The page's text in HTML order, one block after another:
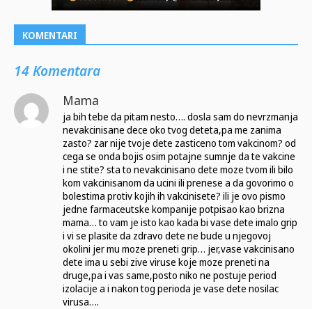
KOMENTARI
14 Komentara
Mama
ja bih tebe da pitam nesto…. dosla sam do nevrzmanja
nevakcinisane dece oko tvog deteta,pa me zanima
zasto? zar nije tvoje dete zasticeno tom vakcinom? od
cega se onda bojis osim potajne sumnje da te vakcine
i ne stite? sta to nevakcinisano dete moze tvom ili bilo
kom vakcinisanom da ucini ili prenese a da govorimo o
bolestima protiv kojih ih vakcinisete? ili je ovo pismo
jedne farmaceutske kompanije potpisao kao brizna
mama… to vam je isto kao kada bi vase dete imalo grip
i vi se plasite da zdravo dete ne bude u njegovoj
okolini jer mu moze preneti grip… jer,vase vakcinisano
dete ima u sebi zive viruse koje moze preneti na
druge,pa i vas same,posto niko ne postuje period
izolacije a i nakon tog perioda je vase dete nosilac
virusa….